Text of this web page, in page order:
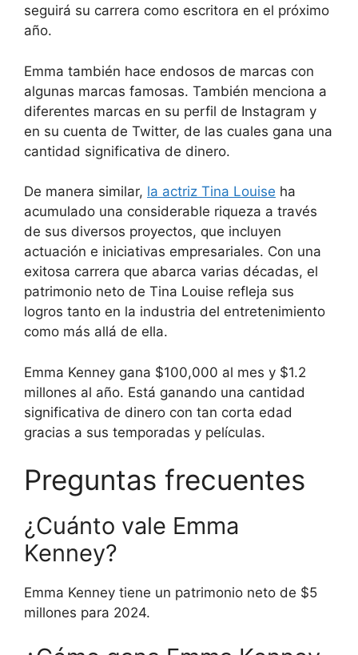
seguirá su carrera como escritora en el próximo
año.
Emma también hace endosos de marcas con
algunas marcas famosas. También menciona a
diferentes marcas en su perfil de Instagram y
en su cuenta de Twitter, de las cuales gana una
cantidad significativa de dinero.
De manera similar, la actriz Tina Louise ha
acumulado una considerable riqueza a través
de sus diversos proyectos, que incluyen
actuación e iniciativas empresariales. Con una
exitosa carrera que abarca varias décadas, el
patrimonio neto de Tina Louise refleja sus
logros tanto en la industria del entretenimiento
como más allá de ella.
Emma Kenney gana $100,000 al mes y $1.2
millones al año. Está ganando una cantidad
significativa de dinero con tan corta edad
gracias a sus temporadas y películas.
Preguntas frecuentes
¿Cuánto vale Emma
Kenney?
Emma Kenney tiene un patrimonio neto de $5
millones para 2024.